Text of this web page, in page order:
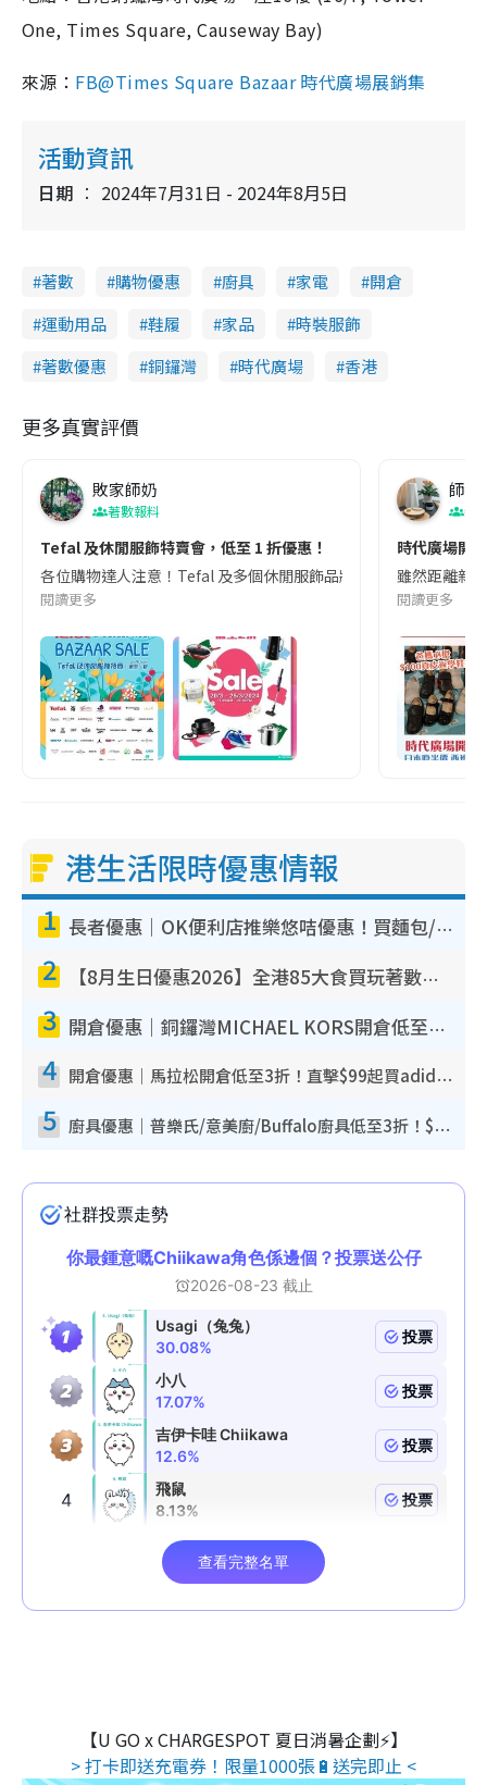
One, Times Square, Causeway Bay)
來源： FB@Times Square Bazaar 時代廣場展銷集
活動資訊
日期 2024年7月31日 - 2024年8月5日
著數 購物優惠 廚具 家電
開倉
運動用品
鞋履 家品
時裝服飾
著數優惠
銅鑼灣 時代廣場 香港
更多真實評價
敗家師奶
著數報料
Tefal 及休閒服飾特賣會，低至 1 折優惠！
各位購物達人注意！Tefal 及多個休閒服飾品將於 2024 年 3 月
閱讀更多
師奶
親
時代廣場開
雖然距離新
閱讀更多
港生活限時優惠情報
1 長者優惠｜OK便利店推樂悠咭優惠！買麵包/牛奶/保健品拍卡即減
2 【8月生日優惠2026】全港85大食買玩著數攻略 自助餐/火鍋放題同行免費＋誠品/DONKI送現金券
3 開倉優惠｜銅鑼灣MICHAEL KORS開倉低至17折！直擊$500起買手袋/銀包/鞋款 必買經典Jet Set系列
4 開倉優惠｜馬拉松開倉低至3折！直擊$99起買adidas／New Balance／Puma鞋款 STANLEY保溫杯劈價至$119起
5 廚具優惠｜普樂氏/意美廚/Buffalo廚具低至3折！$89起買煎鍋／炒鑊／個人鍋 同場小家電激減至$99起
【U GO x CHARGESPOT 夏日消暑企劃⚡】
> 打卡即送充電券！限量1000張🔋送完即止 <